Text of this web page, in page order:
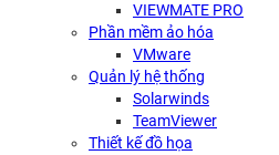
VIEWMATE PRO
Phần mềm ảo hóa
VMware
Quản lý hệ thống
Solarwinds
TeamViewer
Thiết kế đồ họa